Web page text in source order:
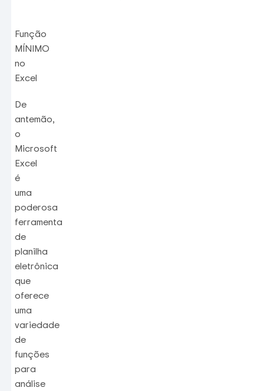
Função
MÍNIMO
no
Excel
De
antemão,
o
Microsoft
Excel
é
uma
poderosa
ferramenta
de
planilha
eletrônica
que
oferece
uma
variedade
de
funções
para
análise